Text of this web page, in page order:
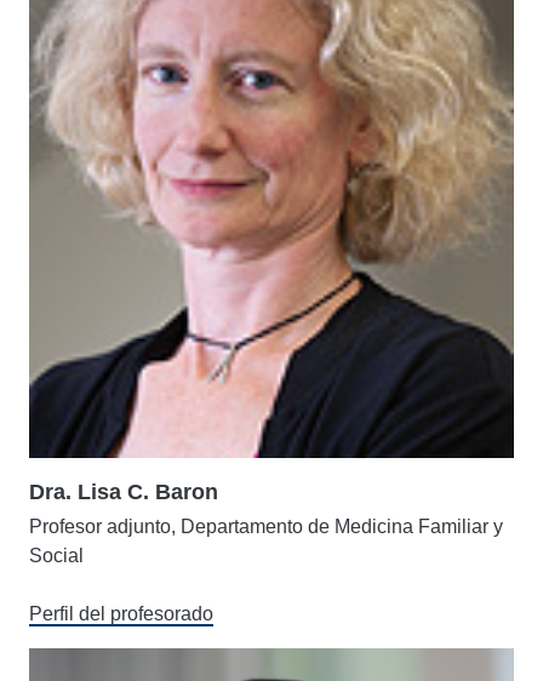
Dra. Lisa C. Baron
Profesor adjunto, Departamento de Medicina Familiar y
Social
Perfil del profesorado